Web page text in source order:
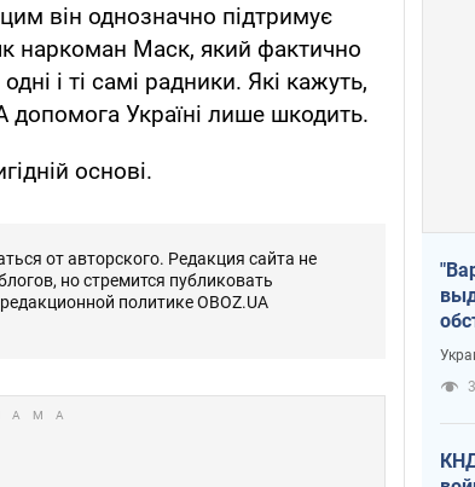
він однозначно підтримує
наркоман Маск, який фактично
і ті самі радники. Які кажуть,
Україні лише шкодить.
основі.
от авторского. Редакция сайта не
но стремится публиковать
политике OBOZ.UA